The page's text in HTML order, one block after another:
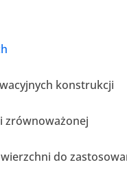
konstrukcji
zrównoważonej
do